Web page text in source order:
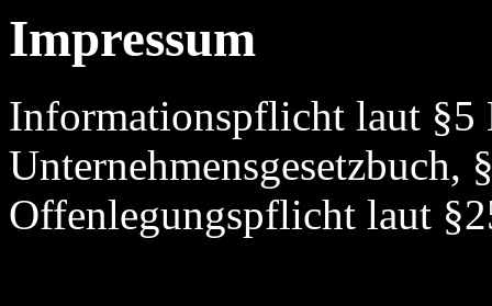
Impressum
Informationspflicht laut §5
Unternehmensgesetzbuch,
Offenlegungspflicht laut